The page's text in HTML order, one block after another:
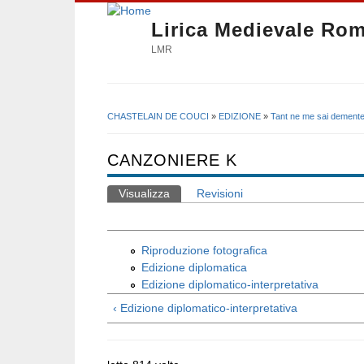
Lirica Medievale
LMR
CHASTELAIN DE COUCI » EDIZIONE » Tant ne me sai
CANZONIERE K
Schede primarie
Visualizza (scheda attiva)
Revisioni
Riproduzione fotografica
Edizione diplomatica
Edizione diplomatico-interpretativa
‹ Edizione diplomatico-interpretativa